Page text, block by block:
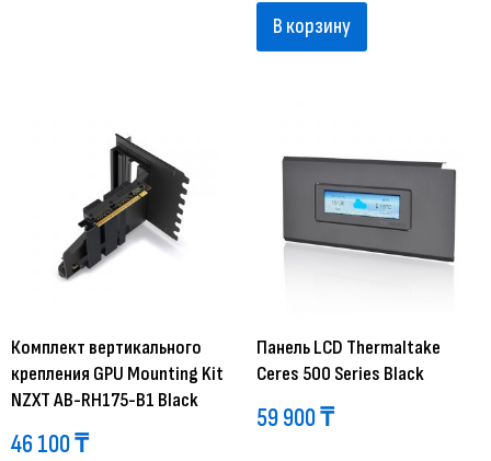
В корзину
Комплект вертикального
крепления GPU Mounting Kit
NZXT AB-RH175-B1 Black
46 100₸
Панель LCD Thermaltake
Ceres 500 Series Black
59 900₸